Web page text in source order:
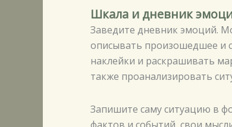
Шкала и дневник
Заведите дневник эмоций.
описывать произошедшее и
наклейки и раскрашивать
также проанализировать
Запишите саму ситуацию в